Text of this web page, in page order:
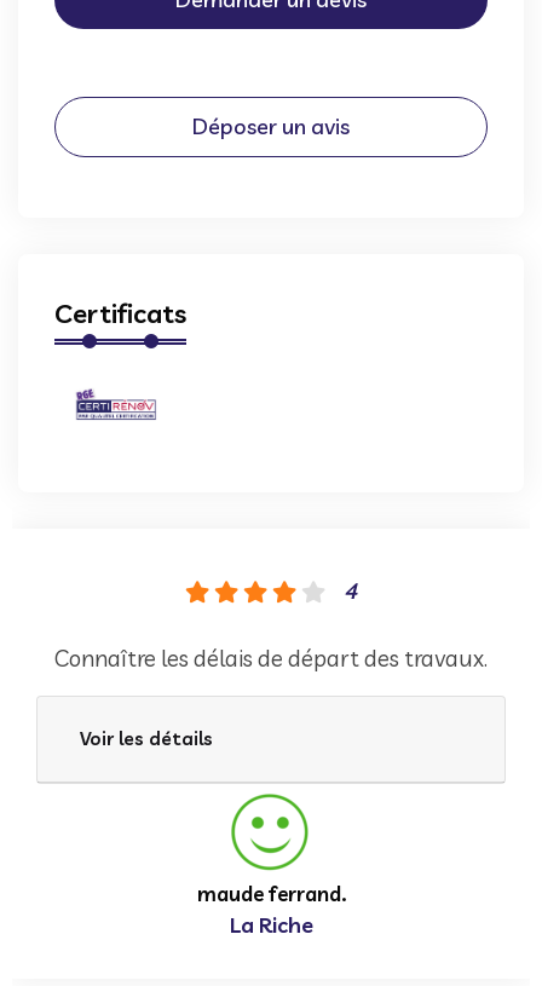
Déposer un avis
Certificats
4
Connaître les délais de départ des travaux.
Voir les détails
maude ferrand.
La Riche